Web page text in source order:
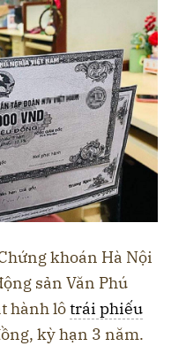
khoán Hà Nội
sản Văn Phú
hành lôtrái phiếu
kỳ hạn 3 năm.